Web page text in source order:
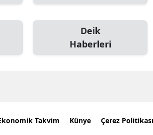
Deik
Haberleri
Takvim Künye Çerez Politikası